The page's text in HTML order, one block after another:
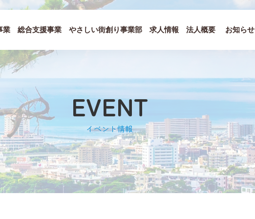
業 総合支援事業 やさしい街創り事業部 求人情報 法人概要 お知らせ
EVENT
イベント情報